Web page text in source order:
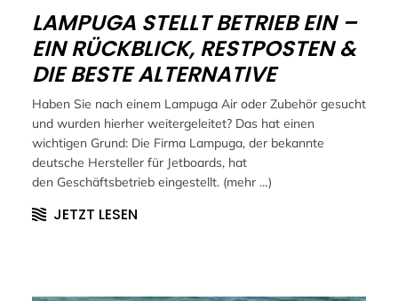
LAMPUGA STELLT BETRIEB EIN –
EIN RÜCKBLICK, RESTPOSTEN &
DIE BESTE ALTERNATIVE
Haben Sie nach einem Lampuga Air oder Zubehör gesucht
und wurden hierher weitergeleitet? Das hat einen
wichtigen Grund: Die Firma Lampuga, der bekannte
deutsche Hersteller für Jetboards, hat
den Geschäftsbetrieb eingestellt. (mehr …)
JETZT LESEN